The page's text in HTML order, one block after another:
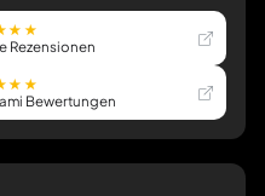
Rezensionen
Bewertungen